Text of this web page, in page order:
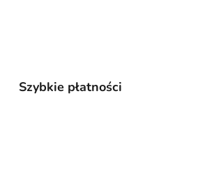
Szybkie płatności